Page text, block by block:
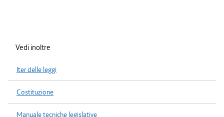
Vedi inoltre
Iter delle leggi
Costituzione
Manuale tecniche legislative